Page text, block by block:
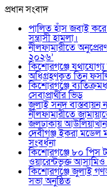
প্রধান সংবাদ
পালিত হাঁস জবাই
সন্ত্রাসী হামলা।
নীলফামারীতে
২০২৬’
কিশোরগঞ্জে যথাযোগ্য
অধিগ্রহণকৃত তিন
কিশোরগঞ্জে
সেবাপ্রার্থীর ভিড়
জুলাই সনদ বাস্তবায়ন
নীলফামারীতে
জলঢাকায়
দেবীগঞ্জ ইকরা মডেল
সংবর্ধনা
কিশোরগঞ্জে ৮০ পিস
ওয়ারেন্টভুক্ত
কিশোরগঞ্জে জুলাই
সভা অনুষ্ঠিত